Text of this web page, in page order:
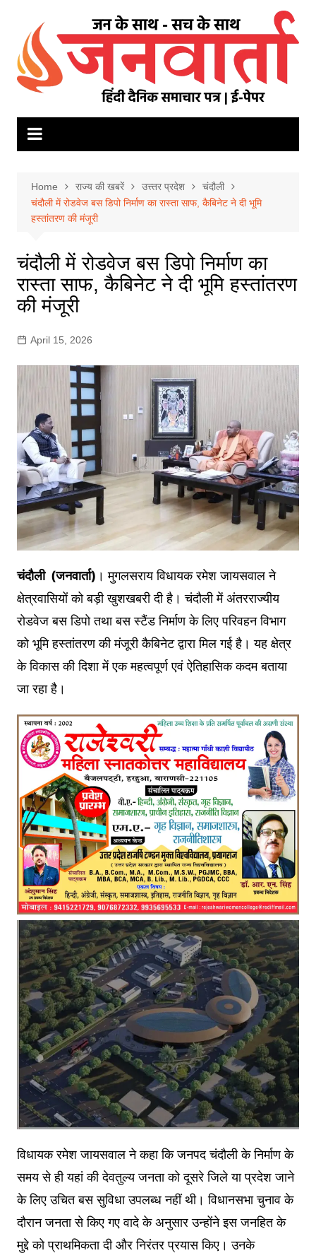
content
Home राज्य की खबरें उत्त्तर प्रदेश
चंदौली
चंदौली में रोडवेज बस डिपो निर्माण का रास्ता साफ, कैबिनेट ने दी भूमि
हस्तांतरण की मंजूरी
चंदौली में रोडवेज बस डिपो निर्माण का
रास्ता साफ, कैबिनेट ने दी भूमि हस्तांतरण
की मंजूरी
April 15, 2026
चंदौली (जनवार्ता) । मुगलसराय विधायक रमेश जायसवाल ने
क्षेत्रवासियों को बड़ी खुशखबरी दी है। चंदौली में अंतरराज्यीय
रोडवेज बस डिपो तथा बस स्टैंड निर्माण के लिए परिवहन विभाग
को भूमि हस्तांतरण की मंजूरी कैबिनेट द्वारा मिल गई है। यह क्षेत्र
के विकास की दिशा में एक महत्वपूर्ण एवं ऐतिहासिक कदम बताया
जा रहा है।
विधायक रमेश जायसवाल ने कहा कि जनपद चंदौली के निर्माण के
समय से ही यहां की देवतुल्य जनता को दूसरे जिले या प्रदेश जाने
के लिए उचित बस सुविधा उपलब्ध नहीं थी। विधानसभा चुनाव के
दौरान जनता से किए गए वादे के अनुसार उन्होंने इस जनहित के
मुद्दे को प्राथमिकता दी और निरंतर प्रयास किए। उनके